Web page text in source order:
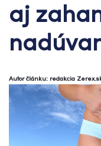
aj
Autor článku: redakcia